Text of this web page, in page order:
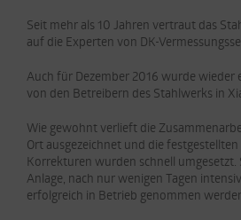
Seit mehr als 10 Jahren vertraut das
auf die Experten von DK-
Auch für Dezember 2016 wurde wieder
von den Betreibern des Stahlwerks in
Wie gewohnt verlieft die
Ort ausgezeichnet und die
Korrekturen wurden schnell
Anlage, nach nur wenigen Tagen
erfolgreich in Betrieb genommen